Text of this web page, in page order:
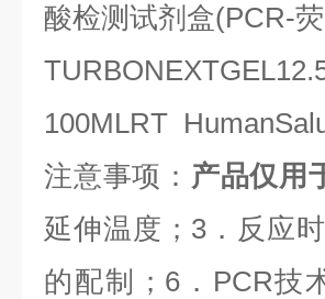
酸检测试剂盒(PCR-
100MLRT
注意事项： 产品仅用
延伸温度； 3．反应时
的配制； 6． PCR技